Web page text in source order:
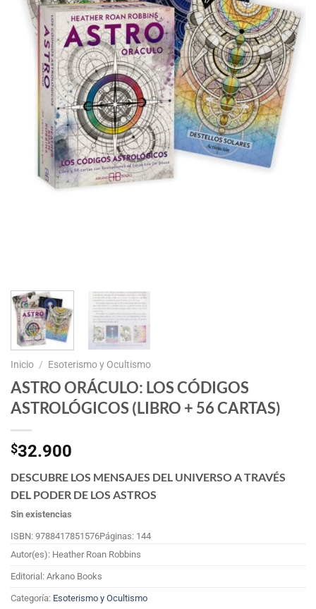
Inicio / Esoterismo y Ocultismo
ASTRO ORÁCULO: LOS CÓDIGOS
ASTROLÓGICOS (LIBRO + 56 CARTAS)
$32.900
DESCUBRE LOS MENSAJES DEL UNIVERSO A TRAVÉS
DEL PODER DE LOS ASTROS
Sin existencias
ISBN: 9788417851576Páginas: 144
Autor(es): Heather Roan Robbins
Editorial: Arkano Books
Categoría: Esoterismo y Ocultismo